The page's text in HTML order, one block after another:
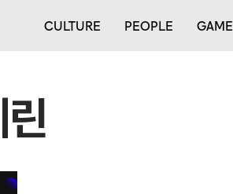
CULTURE PEOPLE GAME